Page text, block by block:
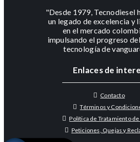
"Desde 1979, Tecnodiesel
un legado de excelencia y
en el mercado
impulsando el progreso
tecnología de
Enlaces de
Contacto
Términos y
Política de Tratamiento de
Peticiones, Quejas y